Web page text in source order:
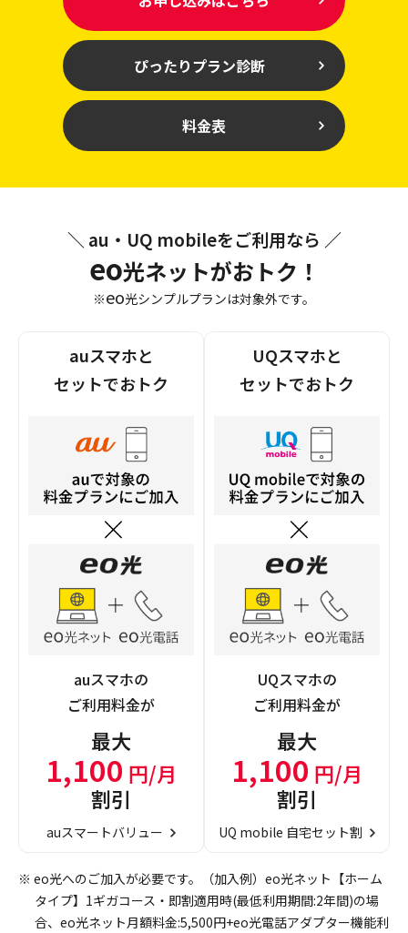
ぴったりプラン診断
料金表
＼ au・UQ mobileをご利用なら ／
eo光ネットがおトク！
※eo光シンプルプランは対象外です。
auスマホと
セットでおトク
auスマホの
ご利用料金が
最大
1,100 円/月
割引
auスマートバリュー
UQスマホと
セットでおトク
UQスマホの
ご利用料金が
最大
1,100 円/月
割引
UQ mobile 自宅セット割
※ eo光へのご加入が必要です。（加入例）eo光ネット【ホーム
タイプ】1ギガコース・即割適用時(最低利用期間:2年間)の場
合、eo光ネット月額料金:5,500円+eo光電話アダプター機能利